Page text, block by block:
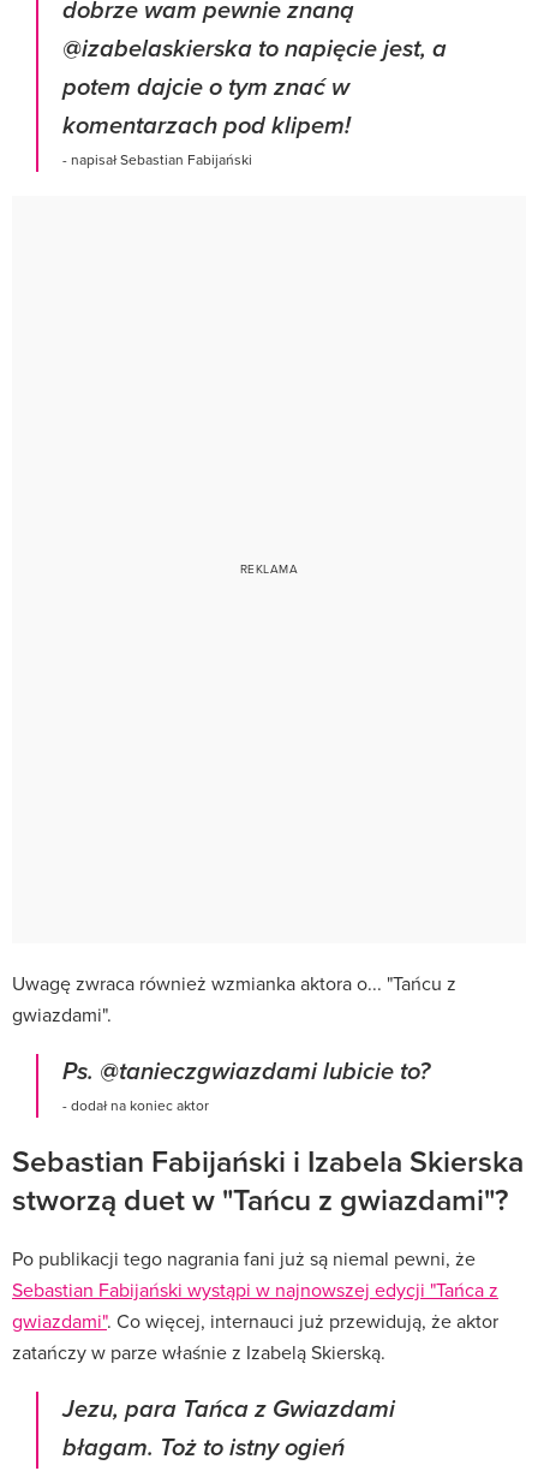
dobrze wam pewnie znaną
@izabelaskierska to napięcie jest, a
potem dajcie o tym znać w
komentarzach pod klipem!
- napisał Sebastian Fabijański
Uwagę zwraca również wzmianka aktora o... "Tańcu z
gwiazdami".
Ps. @tanieczgwiazdami lubicie to?
- dodał na koniec aktor
Sebastian Fabijański i Izabela Skierska
stworzą duet w "Tańcu z gwiazdami"?
Po publikacji tego nagrania fani już są niemal pewni, że
Sebastian Fabijański wystąpi w najnowszej edycji "Tańca z
gwiazdami". Co więcej, internauci już przewidują, że aktor
zatańczy w parze właśnie z Izabelą Skierską.
Jezu, para Tańca z Gwiazdami
błagam. Toż to istny ogień